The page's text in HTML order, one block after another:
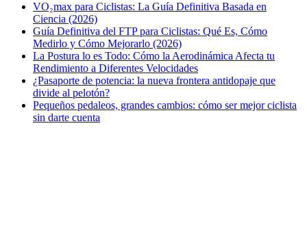
VO₂max para Ciclistas: La Guía Definitiva Basada en
Ciencia (2026)
Guía Definitiva del FTP para Ciclistas: Qué Es, Cómo
Medirlo y Cómo Mejorarlo (2026)
La Postura lo es Todo: Cómo la Aerodinámica Afecta tu
Rendimiento a Diferentes Velocidades
¿Pasaporte de potencia: la nueva frontera antidopaje que
divide al pelotón?
Pequeños pedaleos, grandes cambios: cómo ser mejor ciclista
sin darte cuenta